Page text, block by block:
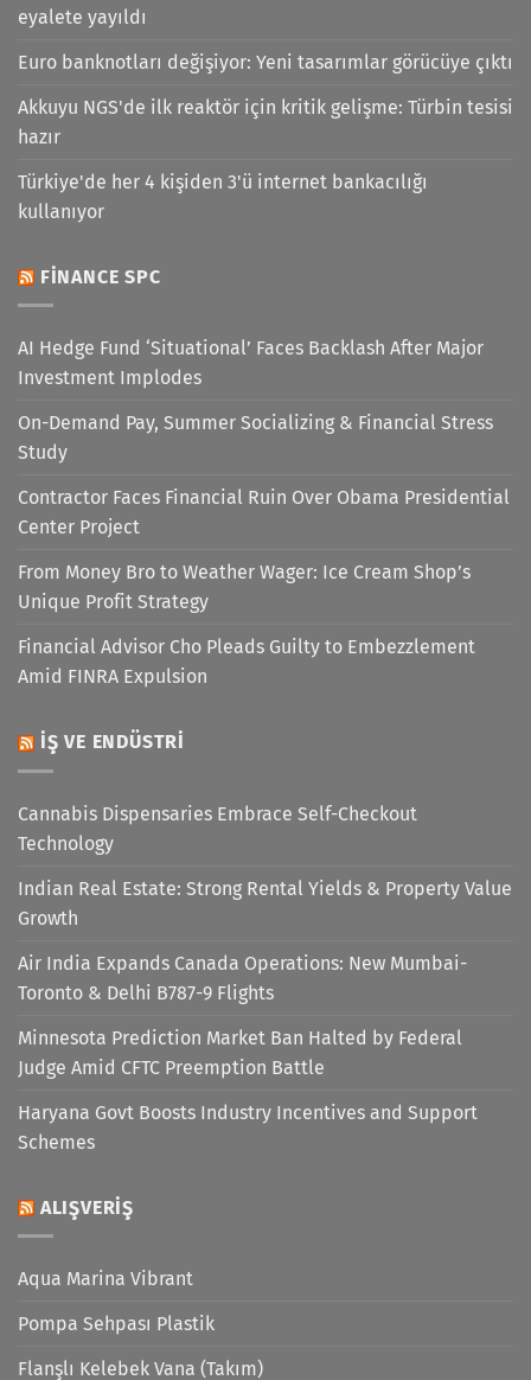
eyalete yayıldı
Euro banknotları değişiyor: Yeni tasarımlar görücüye çıktı
Akkuyu NGS'de ilk reaktör için kritik gelişme: Türbin tesisi
hazır
Türkiye'de her 4 kişiden 3'ü internet bankacılığı
kullanıyor
FINANCE SPC
AI Hedge Fund ‘Situational’ Faces Backlash After Major
Investment Implodes
On-Demand Pay, Summer Socializing & Financial Stress
Study
Contractor Faces Financial Ruin Over Obama Presidential
Center Project
From Money Bro to Weather Wager: Ice Cream Shop’s
Unique Profit Strategy
Financial Advisor Cho Pleads Guilty to Embezzlement
Amid FINRA Expulsion
İŞ VE ENDÜSTRI
Cannabis Dispensaries Embrace Self-Checkout
Technology
Indian Real Estate: Strong Rental Yields & Property Value
Growth
Air India Expands Canada Operations: New Mumbai-
Toronto & Delhi B787-9 Flights
Minnesota Prediction Market Ban Halted by Federal
Judge Amid CFTC Preemption Battle
Haryana Govt Boosts Industry Incentives and Support
Schemes
ALIŞVERIŞ
Aqua Marina Vibrant
Pompa Sehpası Plastik
Flanşlı Kelebek Vana (Takım)